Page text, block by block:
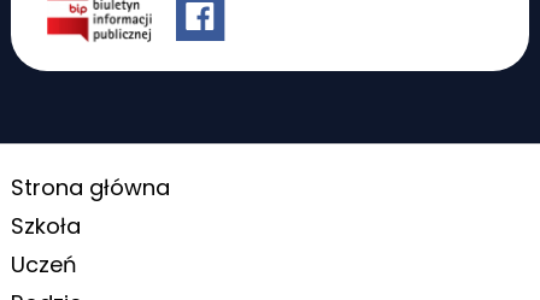
Strona główna
Szkoła
Uczeń